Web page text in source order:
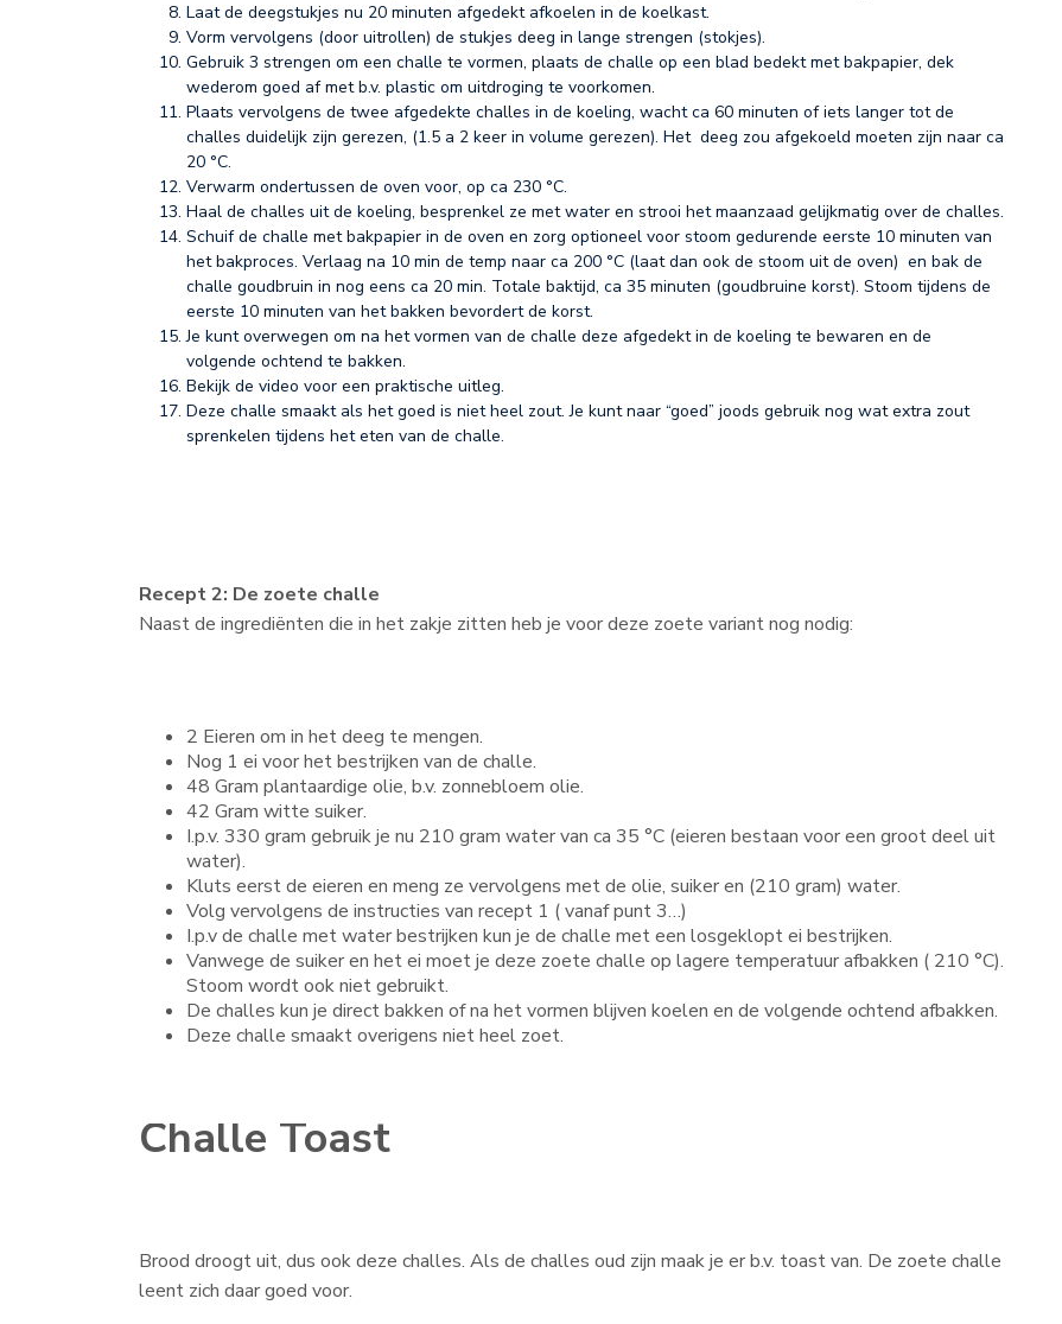
Laat de deegstukjes nu 20 minuten afgedekt afkoelen in de koelkast.
Vorm vervolgens (door uitrollen) de stukjes deeg in lange strengen (stokjes).
Gebruik 3 strengen om een challe te vormen, plaats de challe op een blad bedekt met bakpapier, dek
wederom goed af met b.v. plastic om uitdroging te voorkomen.
Plaats vervolgens de twee afgedekte challes in de koeling, wacht ca 60 minuten of iets langer tot de
challes duidelijk zijn gerezen, (1.5 a 2 keer in volume gerezen). Het deeg zou afgekoeld moeten zijn naar ca
20 °C.
Verwarm ondertussen de oven voor, op ca 230 °C.
Haal de challes uit de koeling, besprenkel ze met water en strooi het maanzaad gelijkmatig over de challes.
Schuif de challe met bakpapier in de oven en zorg optioneel voor stoom gedurende eerste 10 minuten van
het bakproces. Verlaag na 10 min de temp naar ca 200 °C (laat dan ook de stoom uit de oven) en bak de
challe goudbruin in nog eens ca 20 min. Totale baktijd, ca 35 minuten (goudbruine korst). Stoom tijdens de
eerste 10 minuten van het bakken bevordert de korst.
Je kunt overwegen om na het vormen van de challe deze afgedekt in de koeling te bewaren en de
volgende ochtend te bakken.
Bekijk de video voor een praktische uitleg.
Deze challe smaakt als het goed is niet heel zout. Je kunt naar “goed” joods gebruik nog wat extra zout
sprenkelen tijdens het eten van de challe.
Recept 2: De zoete challe
Naast de ingrediënten die in het zakje zitten heb je voor deze zoete variant nog nodig:
2 Eieren om in het deeg te mengen.
Nog 1 ei voor het bestrijken van de challe.
48 Gram plantaardige olie, b.v. zonnebloem olie.
42 Gram witte suiker.
I.p.v. 330 gram gebruik je nu 210 gram water van ca 35 °C (eieren bestaan voor een groot deel uit
water).
Kluts eerst de eieren en meng ze vervolgens met de olie, suiker en (210 gram) water.
Volg vervolgens de instructies van recept 1 ( vanaf punt 3…)
I.p.v de challe met water bestrijken kun je de challe met een losgeklopt ei bestrijken.
Vanwege de suiker en het ei moet je deze zoete challe op lagere temperatuur afbakken ( 210 °C).
Stoom wordt ook niet gebruikt.
De challes kun je direct bakken of na het vormen blijven koelen en de volgende ochtend afbakken.
Deze challe smaakt overigens niet heel zoet.
Challe Toast
Brood droogt uit, dus ook deze challes. Als de challes oud zijn maak je er b.v. toast van. De zoete challe
leent zich daar goed voor.